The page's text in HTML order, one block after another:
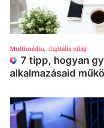
Multimédia, digitális világ
7 tipp, hogyan
alkalmazásaid